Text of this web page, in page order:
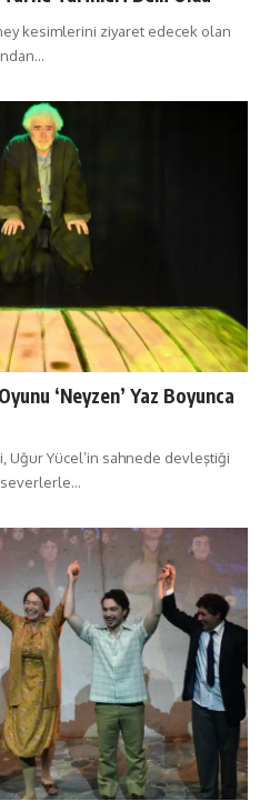
kesimlerini ziyaret edecek olan
‘Neyzen’ Yaz Boyunca
Uğur Yücel’in sahnede devleştiği